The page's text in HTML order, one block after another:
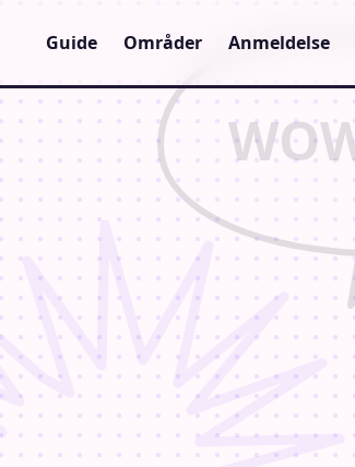
Guide Områder Anmeldelse